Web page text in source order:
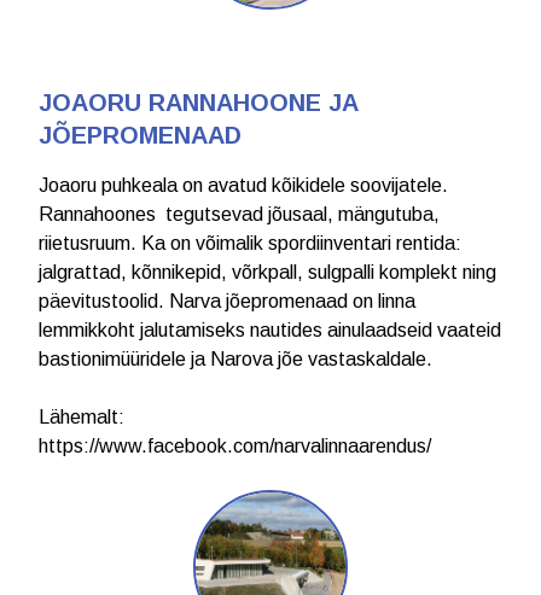
JOAORU RANNAHOONE JA
JÕEPROMENAAD
Joaoru puhkeala on avatud kõikidele soovijatele.
Rannahoones tegutsevad jõusaal, mängutuba,
riietusruum. Ka on võimalik spordiinventari rentida:
jalgrattad, kõnnikepid, võrkpall, sulgpalli komplekt ning
päevitustoolid. Narva jõepromenaad on linna
lemmikkoht jalutamiseks nautides ainulaadseid vaateid
bastionimüüridele ja Narova jõe vastaskaldale.
Lähemalt:
https://www.facebook.com/narvalinnaarendus/